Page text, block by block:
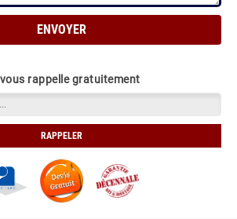
rappelle gratuitement